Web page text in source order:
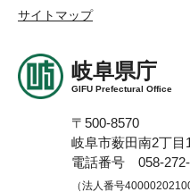
サイトマップ
岐阜県庁
GIFU Prefectural Office
〒500-8570
岐阜市薮田南2丁目
電話番号 058-272-
（法人番号